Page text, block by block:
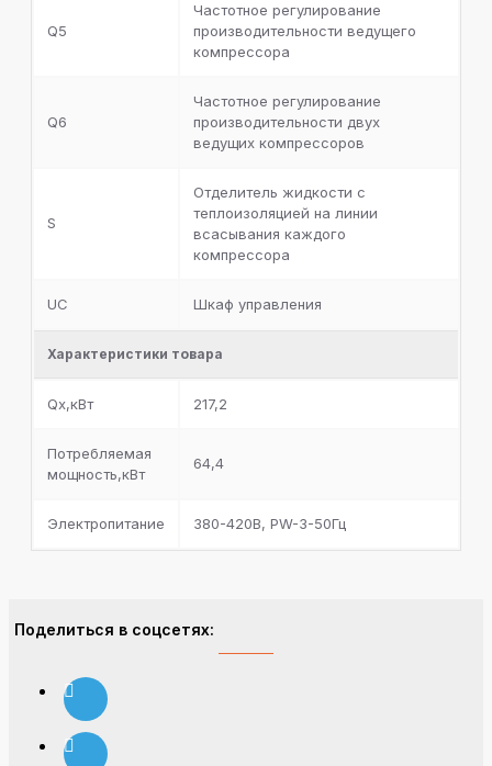
Q5
Частотное регулирование
производительности ведущего
компрессора
Q6
Частотное регулирование
производительности двух
ведущих компрессоров
S
Отделитель жидкости с
теплоизоляцией на линии
всасывания каждого
компрессора
UC Шкаф управления
Характеристики товара
Qx,кВт 217,2
Потребляемая
мощность,кВт
64,4
Электропитание 380-420В, PW-3-50Гц
Поделиться в соцсетях: